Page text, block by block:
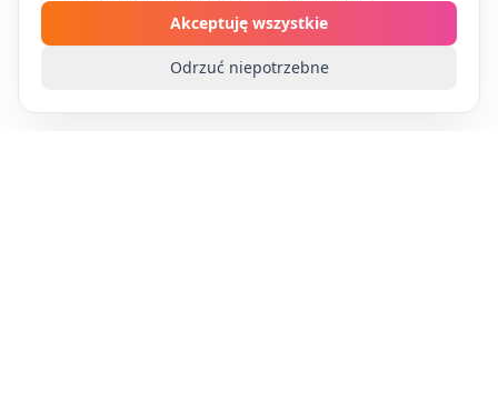
Odrzuć niepotrzebne
Akceptuję wszystkie